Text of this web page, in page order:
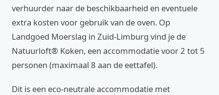
verhuurder naar de beschikbaarheid en eventuele
extra kosten voor gebruik van de oven. Op
Landgoed Moerslag in Zuid-Limburg vind je de
Natuurloft® Koken, een accommodatie voor 2 tot 5
personen (maximaal 8 aan de eettafel).
Dit is een eco-neutrale accommodatie met